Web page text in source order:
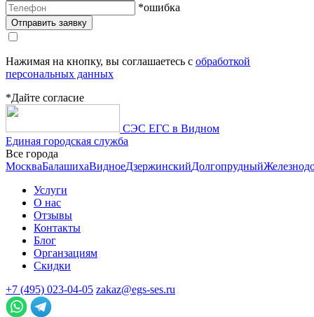
*ошибка
Нажимая на кнопку, вы соглашаетесь с обработкой
персональных данных
*Дайте согласие
СЭС ЕГС в Видном
Единая городская служба
Все города
МоскваБалашихаВидноеДзержинскийДолгопрудный
Услуги
О нас
Отзывы
Контакты
Блог
Органзациям
Скидки
+7 (495) 023-04-05 zakaz@egs-ses.ru